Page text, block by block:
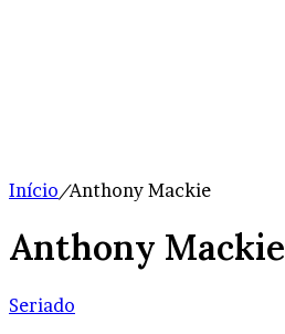
Início/Anthony Mackie
Anthony Mackie
Seriado